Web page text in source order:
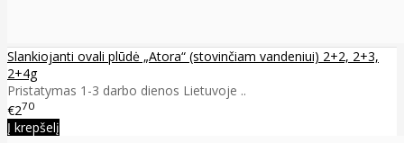
Slankiojanti ovali plūdė „Atora“ (stovinčiam vandeniui) 2+2, 2+3,
2+4g
Pristatymas 1-3 darbo dienos Lietuvoje ..
€270
Į krepšelį